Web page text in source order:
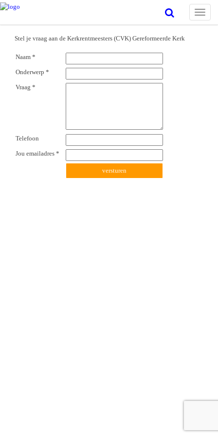
Toggle
Stel je vraag aan de Kerkrentmeesters (CVK) Gereformeerde Kerk
Naam *
Onderwerp *
Vraag *
Telefoon
Jou emailadres *